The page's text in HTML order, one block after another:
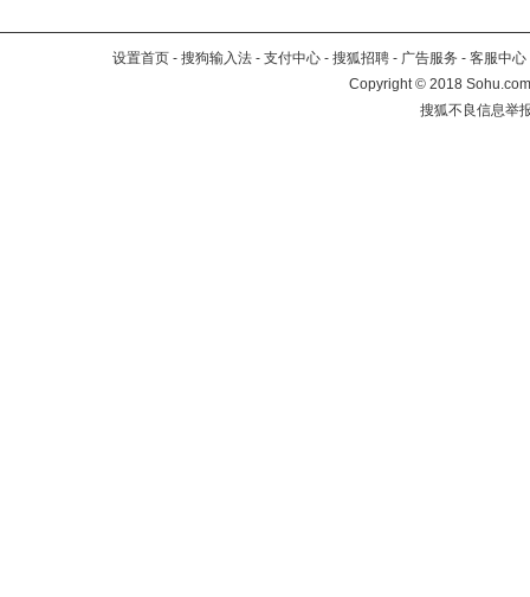
设置首页 - 搜狗输入法 - 支付中心 - 搜狐招聘 - 广告服务 - 客服中心
Copyright©2018
搜狐不良信息举